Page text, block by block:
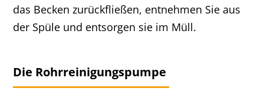
das Becken zurückfließen, entnehmen Sie aus
der Spüle und entsorgen sie im Müll.
Die Rohrreinigungspumpe